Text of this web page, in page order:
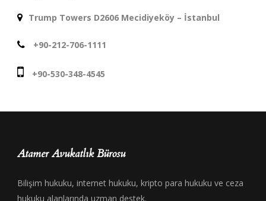
Trump Towers D2606 Mecidiyeköy – İstanbul
+90-212-706-1111
+90-530-348-4545
Atamer Avukatlık Bürosu
Bilişim hukuku, internet hukuku, kripto para hukuku ve ceza
hukuku alanlarında uzman destek.